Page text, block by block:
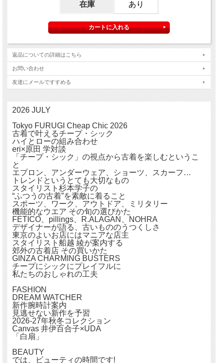
在庫 あり
返品についての詳細はこちら
お問い合わせ
友達にメールですすめる
2026 JULY
Tokyo FURUGI Cheap Chic 2026
古着で叶えるチープ・シック
ハイとローの組み合わせ
eri×原田 学対談
「チープ・シック」の視点から古着を楽しむというこ
と
エプロン、アンダーウェア、ショーツ、スカーフ…
トレンドというとても大切なもの
スタイリスト杉本学子の
“ふつうの古着”を素敵に着ること
スポーツ、ワーク、アウトドア、ミリタリー
機能的なウエア その旬の選びかた
FETICO、pillings、R.ALAGAN、NOHRA
デザイナーが語る、古いもののうつくしさ
東京のよいお店にはマニアな店主
スタイリスト船越 綾が案内する
郊外の古着店 その買いかた
GINZA CHARMING BUSTERS
チープにシックにプレイフルに
私たちのおしゃれの工夫
FASHION
DREAM WATCHER
新作腕時計案内
見逃せない新作を予習
2026-27年秋冬コレクション
Canvas 井伊百合子×UDA
「白扇」
BEAUTY
では、ビューティの時間です!